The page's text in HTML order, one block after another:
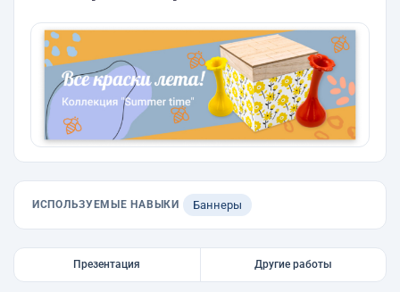
ИСПОЛЬЗУЕМЫЕ НАВЫКИ Баннеры
Презентация Другие работы